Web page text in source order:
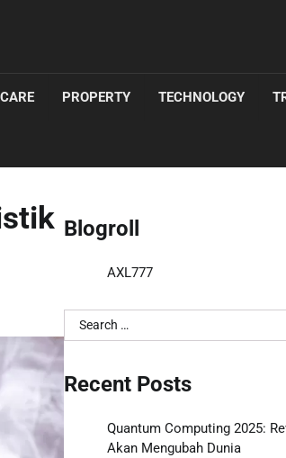
PROPERTY TECHNOLOGY
Blogroll
AXL777
Search
for:
Recent Posts
Quantum Computing 2025:
Akan Mengubah Dunia